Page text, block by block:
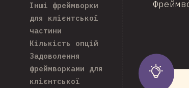
Інші фреймворки
для клієнтської
частини
Кількість опцій
Задоволення
фреймворками для
клієнтської